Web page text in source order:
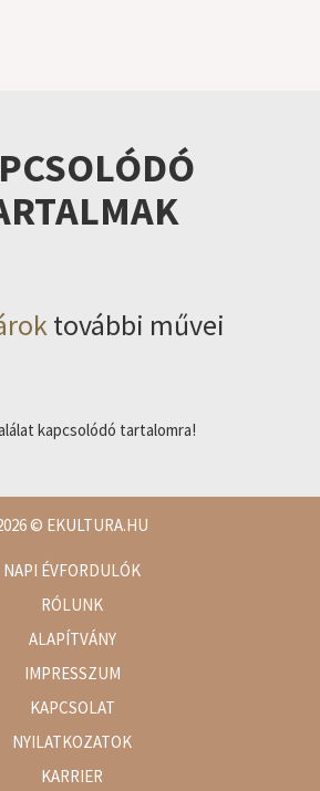
további művei
kapcsolódó tartalomra!
© EKULTURA.HU
NAPI ÉVFORDULÓK
RÓLUNK
ALAPÍTVÁNY
IMPRESSZUM
KAPCSOLAT
NYILATKOZATOK
KARRIER